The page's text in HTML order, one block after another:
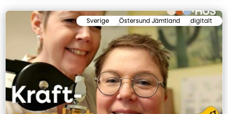
digitalt
Östersund Jämtland
Sverige